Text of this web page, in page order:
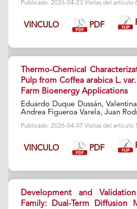
Publicado: 2026-04-23 Visitas del artículo
VINCULO PDF
Thermo-Chemical
Pulp from Coffea arabica L.
Farm Bioenergy Applications
Eduardo Duque Dussán,
Andrea Figueroa Varela, Juan
Publicado: 2026-04-07 Visitas del artículo
VINCULO PDF
Development and
Family: Dual-Term Diffusion